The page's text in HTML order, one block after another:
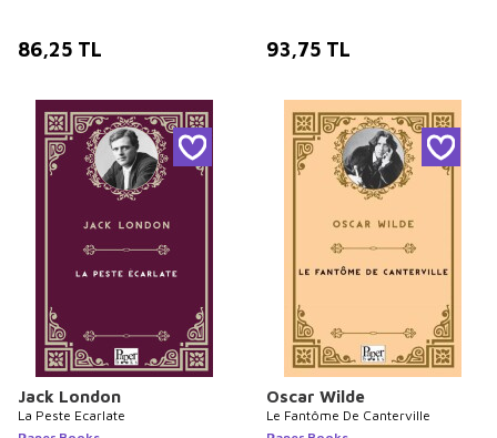
86,25 TL 93,75 TL
Jack London
La Peste Ecarlate
Oscar Wilde
Le Fantôme De Canterville